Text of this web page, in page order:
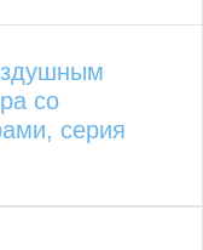
со
серия